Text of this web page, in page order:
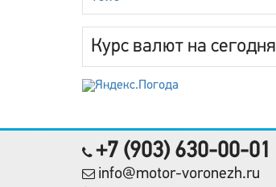
Курс валют на сегодня
+7 (903) 630-00-01
info@motor-voronezh.ru